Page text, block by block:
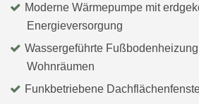
Moderne Wärmepumpe mit
Energieversorgung
Wassergeführte
Wohnräumen
Funkbetriebene